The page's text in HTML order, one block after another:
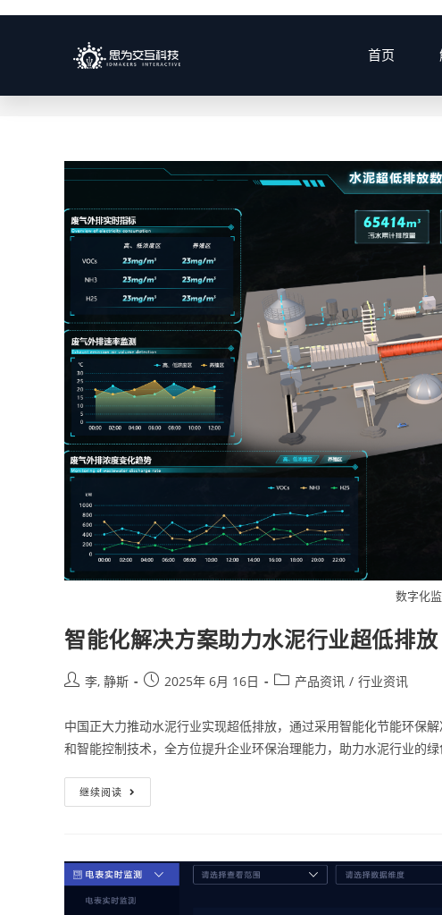
首页
每日存档:2025年 6月 16日
数字化
智能化解决方案助力水泥行业超低排放
李, 静斯 2025年 6月 16日 产品资讯 / 行业资讯
中国正大力推动水泥行业实现超低排放，通过采用智能化节能环保
和智能控制技术，全方位提升企业环保治理能力，助力水泥行业的绿
继续阅读